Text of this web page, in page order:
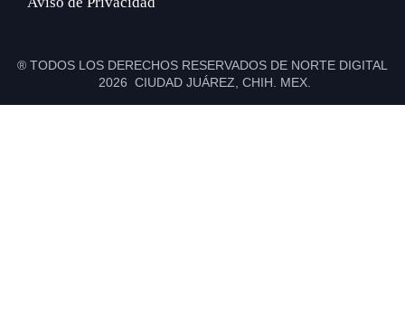
® TODOS LOS DERECHOS RESERVADOS DE NORTE DIGITAL
2026 CIUDAD JUÁREZ, CHIH. MEX.